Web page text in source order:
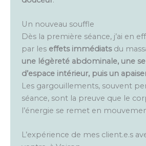
Un nouveau souffle
Dès la première séance, j’ai en
par les effets immédiatsdu
une légèreté abdominale, une
d’espace intérieur, puis un
Les gargouillements, souvent
séance, sont la preuve que le
l’énergie se remet en
L’expérience de mes client.e.s